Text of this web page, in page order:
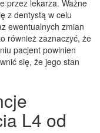
przez lekarza. Ważne
z dentystą w celu
ewentualnych zmian
również zaznaczyć, że
pacjent powinien
się, że jego stan
L4 od